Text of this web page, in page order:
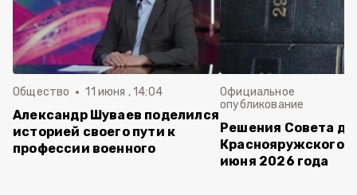
Общество 11 июня , 14:04
Александр Шуваев поделился
историей своего пути к
профессии военного
Официальное
опубликование
Решения Совета
Краснояружского
июня 2026 года